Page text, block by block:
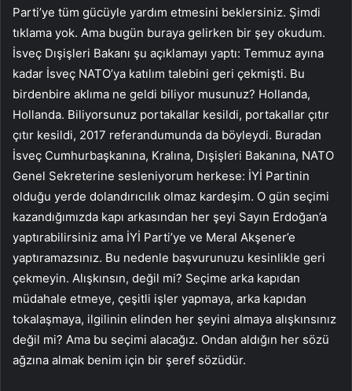
Parti’ye tüm gücüyle yardım etmesini beklersiniz. Şimdi
tıklama yok. Ama bugün buraya gelirken bir şey okudum.
İsveç Dışişleri Bakanı şu açıklamayı yaptı: Temmuz ayına
kadar İsveç NATO’ya katılım talebini geri çekmişti. Bu
birdenbire aklıma ne geldi biliyor musunuz? Hollanda,
Hollanda. Biliyorsunuz portakallar kesildi, portakallar çıtır
çıtır kesildi, 2017 referandumunda da böyleydi. Buradan
İsveç Cumhurbaşkanına, Kralına, Dışişleri Bakanına, NATO
Genel Sekreterine sesleniyorum herkese: İYİ Partinin
olduğu yerde dolandırıcılık olmaz kardeşim. O gün seçimi
kazandığımızda kapı arkasından her şeyi Sayın Erdoğan’a
yaptırabilirsiniz ama İYİ Parti’ye ve Meral Akşener’e
yaptıramazsınız. Bu nedenle başvurunuzu kesinlikle geri
çekmeyin. Alışkınsın, değil mi? Seçime arka kapıdan
müdahale etmeye, çeşitli işler yapmaya, arka kapıdan
tokalaşmaya, ilgilinin elinden her şeyini almaya alışkınsınız
değil mi? Ama bu seçimi alacağız. Ondan aldığın her sözü
ağzına almak benim için bir şeref sözüdür.